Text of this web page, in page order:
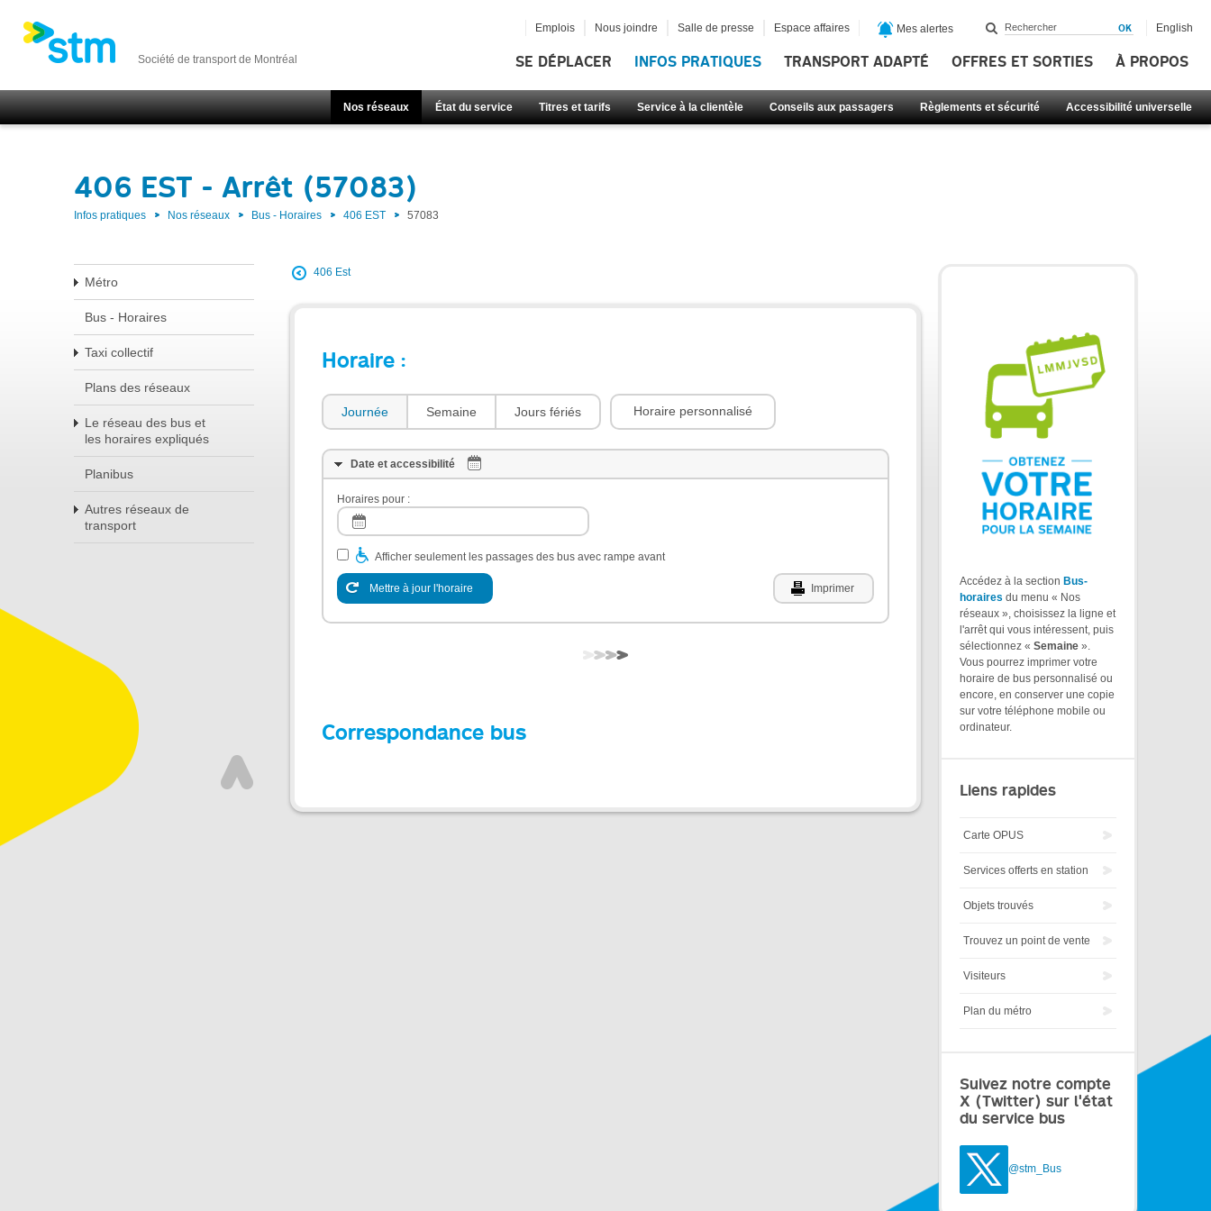
Société de transport de Montréal SE DÉPLACER INFOS PRATIQUES TRANSPORT ADAPTÉ OFFRES ET SORTIES À PROPOS
Nos réseaux État du service Titres et tarifs Service à la clientèle Conseils aux passagers Règlements et sécurité Accessibilité universelle
Emplois Nous joindre Salle de presse Espace affaires Mes alertes English
406 EST - Arrêt (57083)
Infos pratiques Nos réseaux Bus - Horaires 406 EST 57083
Métro
Bus - Horaires
Taxi collectif
Plans des réseaux
Le réseau des bus et
les horaires expliqués
Planibus
Autres réseaux de
transport
406 Est
Horaire :
Journée Semaine Jours fériés Horaire personnalisé
Date et accessibilité
Horaires pour :
Afficher seulement les passages des bus avec rampe avant
Mettre à jour l'horaire Imprimer
Correspondance bus
Accédez à la section Bus-
horaires du menu « Nos
réseaux », choisissez la ligne et
l'arrêt qui vous intéressent, puis
sélectionnez « Semaine ».
Vous pourrez imprimer votre
horaire de bus personnalisé ou
encore, en conserver une copie
sur votre téléphone mobile ou
ordinateur.
Liens rapides
Carte OPUS
Services offerts en station
Objets trouvés
Trouvez un point de vente
Visiteurs
Plan du métro
Suivez notre compte
X (Twitter) sur l'état
du service bus
@stm_Bus